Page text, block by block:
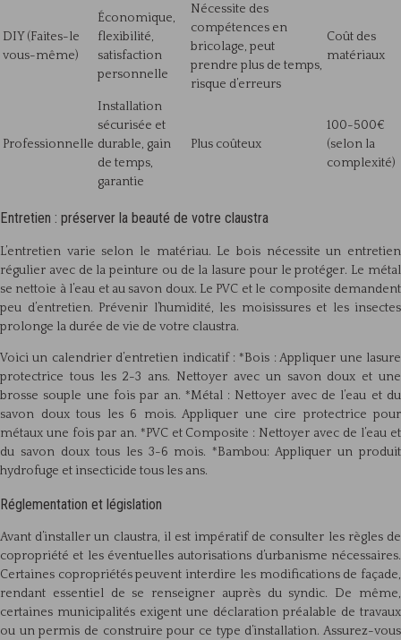
DIY (Faites-le
vous-même)
Économique,
flexibilité,
satisfaction
personnelle
Nécessite des
compétences en
bricolage, peut
prendre plus de temps,
risque d’erreurs
Coût des
matériaux
Professionnelle
Installation
sécurisée et
durable, gain
de temps,
garantie
Plus coûteux
100-500€
(selon la
complexité)
Entretien : préserver la beauté de votre claustra
L’entretien varie selon le matériau. Le bois nécessite un entretien
régulier avec de la peinture ou de la lasure pour le protéger. Le métal
se nettoie à l’eau et au savon doux. Le PVC et le composite demandent
peu d’entretien. Prévenir l’humidité, les moisissures et les insectes
prolonge la durée de vie de votre claustra.
Voici un calendrier d’entretien indicatif : *Bois : Appliquer une lasure
protectrice tous les 2-3 ans. Nettoyer avec un savon doux et une
brosse souple une fois par an. *Métal : Nettoyer avec de l’eau et du
savon doux tous les 6 mois. Appliquer une cire protectrice pour
métaux une fois par an. *PVC et Composite : Nettoyer avec de l’eau et
du savon doux tous les 3-6 mois. *Bambou: Appliquer un produit
hydrofuge et insecticide tous les ans.
Réglementation et législation
Avant d’installer un claustra, il est impératif de consulter les règles de
copropriété et les éventuelles autorisations d’urbanisme nécessaires.
Certaines copropriétés peuvent interdire les modifications de façade,
rendant essentiel de se renseigner auprès du syndic. De même,
certaines municipalités exigent une déclaration préalable de travaux
ou un permis de construire pour ce type d’installation. Assurez-vous